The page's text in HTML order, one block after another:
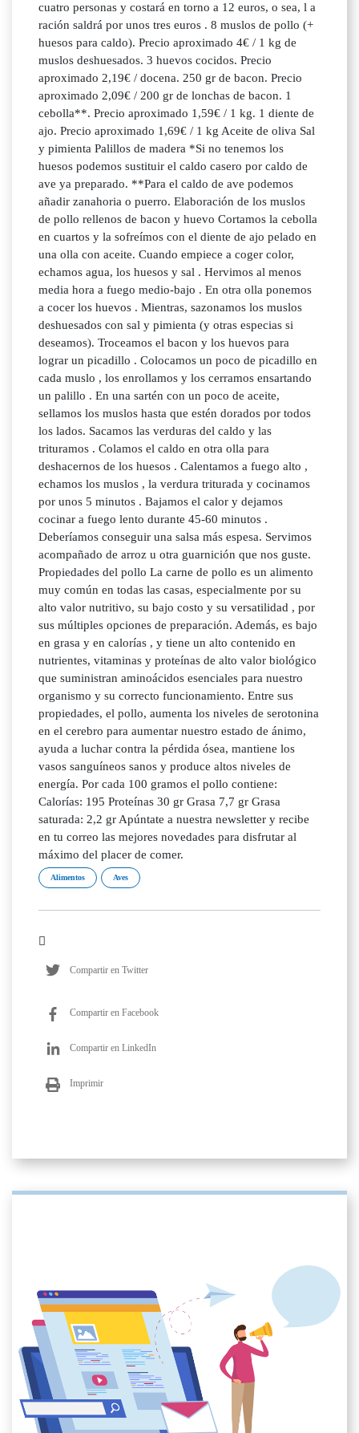
cuatro personas y costará en torno a 12 euros, o sea, l a
ración saldrá por unos tres euros . 8 muslos de pollo (+
huesos para caldo). Precio aproximado 4€ / 1 kg de
muslos deshuesados. 3 huevos cocidos. Precio
aproximado 2,19€ / docena. 250 gr de bacon. Precio
aproximado 2,09€ / 200 gr de lonchas de bacon. 1
cebolla**. Precio aproximado 1,59€ / 1 kg. 1 diente de
ajo. Precio aproximado 1,69€ / 1 kg Aceite de oliva Sal
y pimienta Palillos de madera *Si no tenemos los
huesos podemos sustituir el caldo casero por caldo de
ave ya preparado. **Para el caldo de ave podemos
añadir zanahoria o puerro. Elaboración de los muslos
de pollo rellenos de bacon y huevo Cortamos la cebolla
en cuartos y la sofreímos con el diente de ajo pelado en
una olla con aceite. Cuando empiece a coger color,
echamos agua, los huesos y sal . Hervimos al menos
media hora a fuego medio-bajo . En otra olla ponemos
a cocer los huevos . Mientras, sazonamos los muslos
deshuesados con sal y pimienta (y otras especias si
deseamos). Troceamos el bacon y los huevos para
lograr un picadillo . Colocamos un poco de picadillo en
cada muslo , los enrollamos y los cerramos ensartando
un palillo . En una sartén con un poco de aceite,
sellamos los muslos hasta que estén dorados por todos
los lados. Sacamos las verduras del caldo y las
trituramos . Colamos el caldo en otra olla para
deshacernos de los huesos . Calentamos a fuego alto ,
echamos los muslos , la verdura triturada y cocinamos
por unos 5 minutos . Bajamos el calor y dejamos
cocinar a fuego lento durante 45-60 minutos .
Deberíamos conseguir una salsa más espesa. Servimos
acompañado de arroz u otra guarnición que nos guste.
Propiedades del pollo La carne de pollo es un alimento
muy común en todas las casas, especialmente por su
alto valor nutritivo, su bajo costo y su versatilidad , por
sus múltiples opciones de preparación. Además, es bajo
en grasa y en calorías , y tiene un alto contenido en
nutrientes, vitaminas y proteínas de alto valor biológico
que suministran aminoácidos esenciales para nuestro
organismo y su correcto funcionamiento. Entre sus
propiedades, el pollo, aumenta los niveles de serotonina
en el cerebro para aumentar nuestro estado de ánimo,
ayuda a luchar contra la pérdida ósea, mantiene los
vasos sanguíneos sanos y produce altos niveles de
energía. Por cada 100 gramos el pollo contiene:
Calorías: 195 Proteínas 30 gr Grasa 7,7 gr Grasa
saturada: 2,2 gr Apúntate a nuestra newsletter y recibe
en tu correo las mejores novedades para disfrutar al
máximo del placer de comer.
Alimentos Aves
Compartir en Twitter
Compartir en Facebook
Compartir en LinkedIn
Imprimir